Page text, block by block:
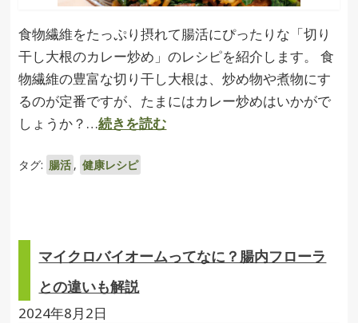
食物繊維をたっぷり摂れて腸活にぴったりな「切り
干し大根のカレー炒め」のレシピを紹介します。 食
物繊維の豊富な切り干し大根は、炒め物や煮物にす
るのが定番ですが、たまにはカレー炒めはいかがで
しょうか？…続きを読む
タグ: 腸活 , 健康レシピ
マイクロバイオームってなに？腸内フローラ
との違いも解説
2024年8月2日